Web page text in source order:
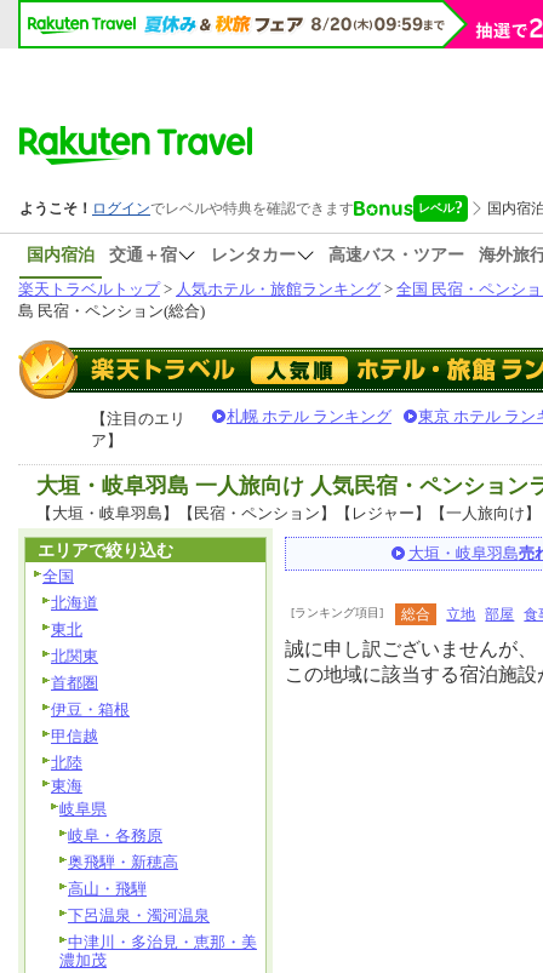
国内宿泊 交通＋宿 レンタカー 高速バス・ツアー
海外旅
楽天トラベルトップ> 人気ホテル・旅館ランキング > 全国 民宿・ペンシ
島 民宿・ペンション(総合)
【注目のエリ
ア】
札幌 ホテル ランキング 東京 ホテル ラン
大垣・岐阜羽島 一人旅向け 人気民宿・ペンション
【大垣・岐阜羽島】【民宿・ペンション】【レジャー】【一人旅向け
大垣・岐阜羽島売
[ランキング項目] 総合 立地 部屋 食
誠に申し訳ございませんが、
この地域に該当する宿泊施
エリアで絞り込む
全国
北海道
東北
北関東
首都圏
伊豆・箱根
甲信越
北陸
東海
岐阜県
岐阜・各務原
奥飛騨・新穂高
高山・飛騨
下呂温泉・濁河温泉
中津川・多治見・恵那・美
濃加茂